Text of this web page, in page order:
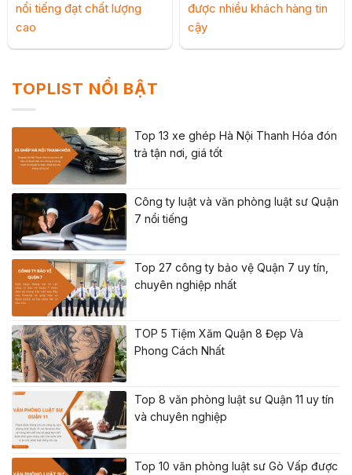
TOPLIST NỔI BẬT
Top 13 xe ghép Hà Nội Thanh Hóa đón
trả tận nơi, giá tốt
Công ty luật và văn phòng luật sư Quận
7 nổi tiếng
Top 27 công ty bảo vệ Quận 7 uy tín,
chuyên nghiệp nhất
TOP 5 Tiệm Xăm Quận 8 Đẹp Và
Phong Cách Nhất
Top 8 văn phòng luật sư Quận 11 uy tín
và chuyên nghiệp
Top 10 văn phòng luật sư Gò Vấp được
nổi tiếng đạt chất lượng
cao
được nhiều khách hàng tin
cậy